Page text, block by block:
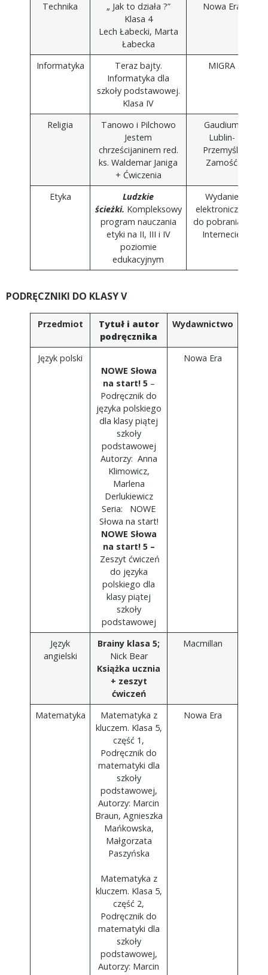
Technika
„ Jak to działa ?”
Klasa 4
Lech Łabecki, Marta
Łabecka
Nowa Era
Informatyka
Teraz bajty.
Informatyka dla
szkoły podstawowej.
Klasa IV
MIGRA
Religia
Tanowo i Pilchowo
Jestem
chrześcijaninem red.
ks. Waldemar Janiga
+ Ćwiczenia
Gaudium
Lublin-
Przemyśl-
Zamość
Etyka
Ludzkie
ścieżki. Kompleksowy
program nauczania
etyki na II, III i IV
poziomie
edukacyjnym
Wydanie
elektroniczne
do pobrania w
Internecie
PODRĘCZNIKI DO KLASY V
Przedmiot
Tytuł i autor
podręcznika
Wydawnictwo
Język polski
NOWE Słowa
na start! 5 –
Podręcznik do
języka polskiego
dla klasy piątej
szkoły
podstawowej
Autorzy: Anna
Klimowicz,
Marlena
Derlukiewicz
Seria: NOWE
Słowa na start!
NOWE Słowa
na start! 5 –
Zeszyt ćwiczeń
do języka
polskiego dla
klasy piątej
szkoły
podstawowej
Nowa Era
Język
angielski
Brainy klasa 5;
Nick Bear
Książka ucznia
+ zeszyt
ćwiczeń
Macmillan
Matematyka
Matematyka z
kluczem. Klasa 5,
część 1,
Podręcznik do
matematyki dla
szkoły
podstawowej,
Autorzy: Marcin
Braun, Agnieszka
Mańkowska,
Małgorzata
Paszyńska
Matematyka z
kluczem. Klasa 5,
część 2,
Podręcznik do
matematyki dla
szkoły
podstawowej,
Autorzy: Marcin
Nowa Era